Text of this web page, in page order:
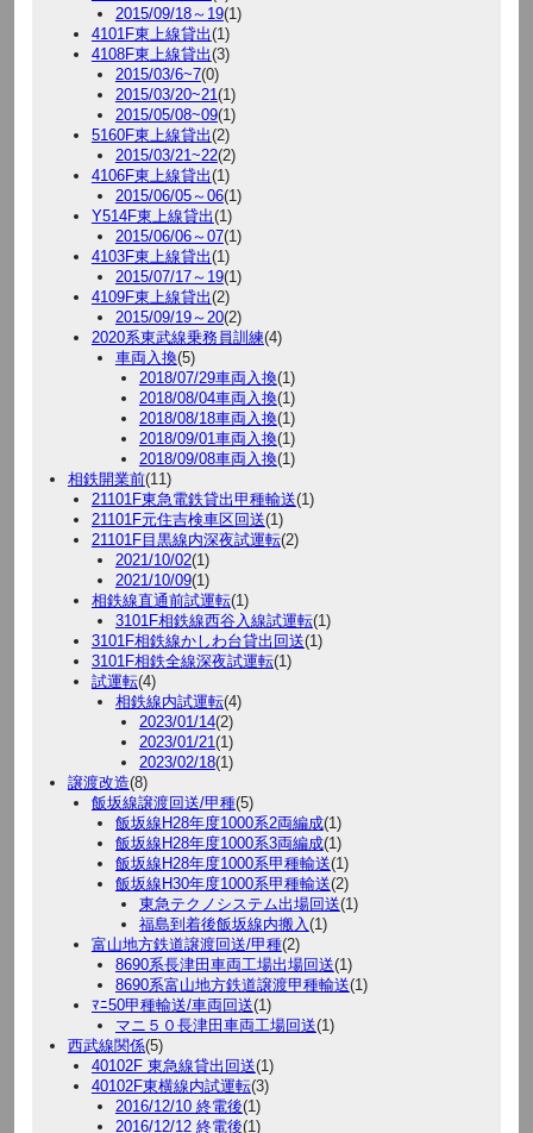
2015/09/18～19(1)
4101F東上線貸出(1)
4108F東上線貸出(3)
2015/03/6~7(0)
2015/03/20~21(1)
2015/05/08~09(1)
5160F東上線貸出(2)
2015/03/21~22(2)
4106F東上線貸出(1)
2015/06/05～06(1)
Y514F東上線貸出(1)
2015/06/06～07(1)
4103F東上線貸出(1)
2015/07/17～19(1)
4109F東上線貸出(2)
2015/09/19～20(2)
2020系東武線乗務員訓練(4)
車両入換(5)
2018/07/29車両入換(1)
2018/08/04車両入換(1)
2018/08/18車両入換(1)
2018/09/01車両入換(1)
2018/09/08車両入換(1)
相鉄開業前(11)
21101F東急電鉄貸出甲種輸送(1)
21101F元住吉検車区回送(1)
21101F目黒線内深夜試運転(2)
2021/10/02(1)
2021/10/09(1)
相鉄線直通前試運転(1)
3101F相鉄線西谷入線試運転(1)
3101F相鉄線かしわ台貸出回送(1)
3101F相鉄全線深夜試運転(1)
試運転(4)
相鉄線内試運転(4)
2023/01/14(2)
2023/01/21(1)
2023/02/18(1)
譲渡改造(8)
飯坂線譲渡回送/甲種(5)
飯坂線H28年度1000系2両編成(1)
飯坂線H28年度1000系3両編成(1)
飯坂線H28年度1000系甲種輸送(1)
飯坂線H30年度1000系甲種輸送(2)
東急テクノシステム出場回送(1)
福島到着後飯坂線内搬入(1)
富山地方鉄道譲渡回送/甲種(2)
8690系長津田車両工場出場回送(1)
8690系富山地方鉄道譲渡甲種輸送(1)
ﾏﾆ50甲種輸送/車両回送(1)
マニ５０長津田車両工場回送(1)
西武線関係(5)
40102F 東急線貸出回送(1)
40102F東横線内試運転(3)
2016/12/10 終電後(1)
2016/12/12 終電後(1)